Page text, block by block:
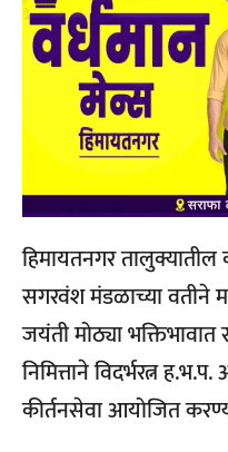
हिमायतनगर
सगरवंश मंडळाच्या वतीने
जयंती मोठ्या
निमित्ताने विदर्भरत्न
कीर्तनसेवा आयोजित